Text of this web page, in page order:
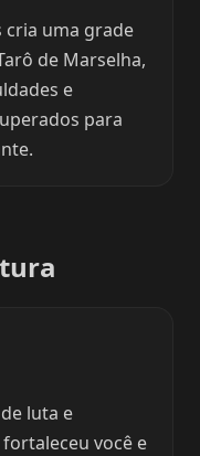
cria uma grade
de Marselha,
e
para
luta e
você e